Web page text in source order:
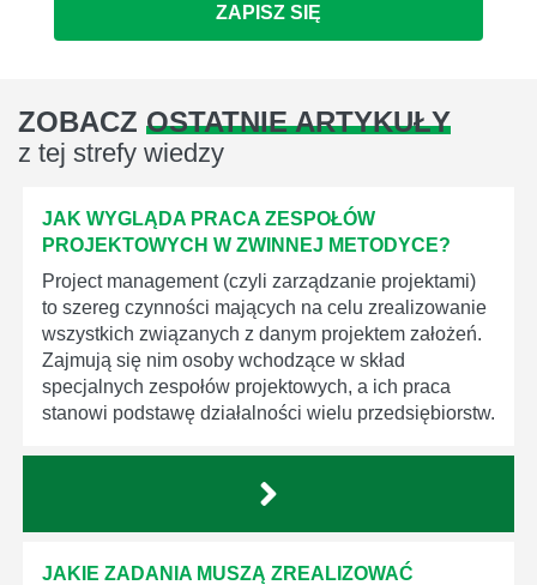
ZAPISZ SIĘ
ZOBACZ OSTATNIE ARTYKUŁY
z tej strefy wiedzy
JAK WYGLĄDA PRACA ZESPOŁÓW
PROJEKTOWYCH W ZWINNEJ METODYCE?
Project management (czyli zarządzanie projektami)
to szereg czynności mających na celu zrealizowanie
wszystkich związanych z danym projektem założeń.
Zajmują się nim osoby wchodzące w skład
specjalnych zespołów projektowych, a ich praca
stanowi podstawę działalności wielu przedsiębiorstw.
JAKIE ZADANIA MUSZĄ ZREALIZOWAĆ